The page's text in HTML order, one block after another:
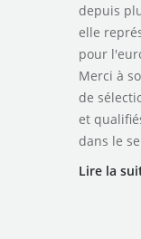
depuis
elle
pour
Merci à
de
et
dans le
Lire la